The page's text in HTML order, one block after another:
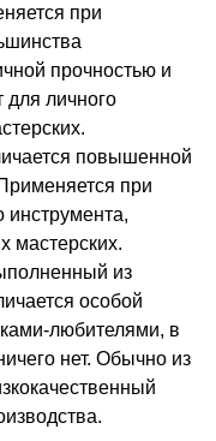
при
прочностью и
личного
повышенной
при
инструмента,
мастерских.
из
особой
любителями, в
нет. Обычно из